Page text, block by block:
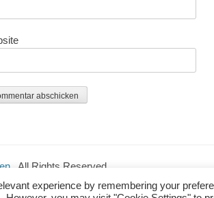
. All Rights Reserved.
experience by remembering your